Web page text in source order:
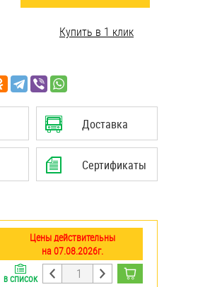
Купить в 1 клик
Доставка
Сертификаты
Цены действительны
на 07.08.2026г.
В СПИСОК